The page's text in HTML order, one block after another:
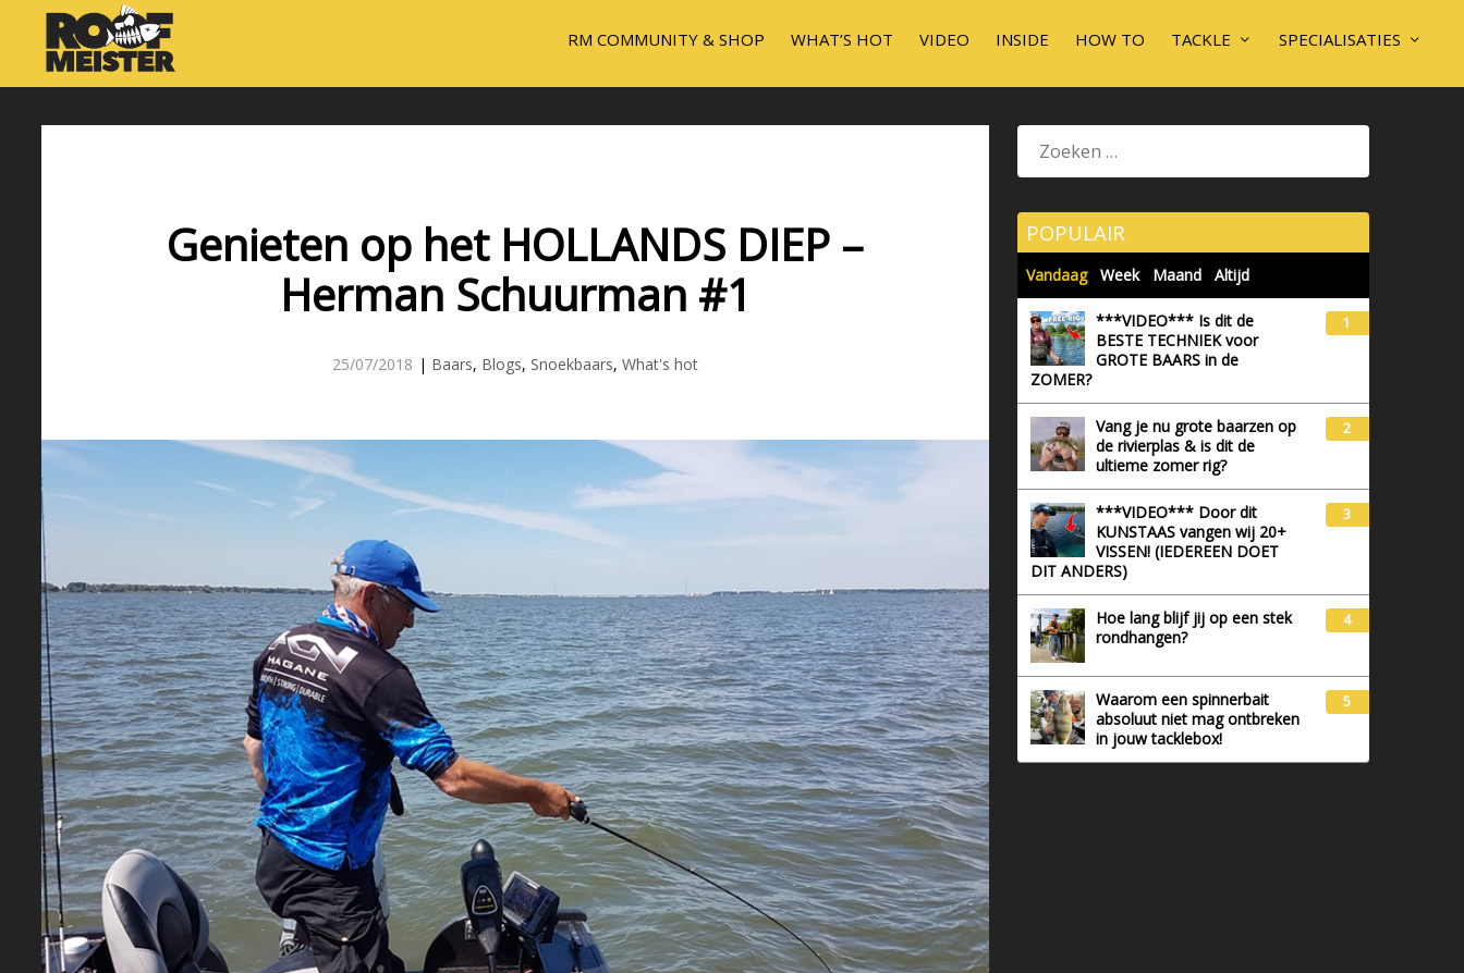
RM COMMUNITY & SHOP WHAT’S HOT VIDEO INSIDE HOW TO TACKLE SPECIALISATIES
Genieten op het HOLLANDS DIEP –
Herman Schuurman #1
25/07/2018 | Baars, Blogs, Snoekbaars,What's hot
POPULAIR
Vandaag Week Maand Altijd
***VIDEO*** Is dit de
BESTE TECHNIEK voor
GROTE BAARS in de
ZOMER?
1
Vang je nu grote baarzen op
de rivierplas & is dit de
ultieme zomer rig?
2
***VIDEO*** Door dit
KUNSTAAS vangen wij 20+
VISSEN! (IEDEREEN DOET
DIT ANDERS)
3
Hoe lang blijf jij op een stek
rondhangen?
4
Waarom een spinnerbait
absoluut niet mag ontbreken
in jouw tacklebox!
5